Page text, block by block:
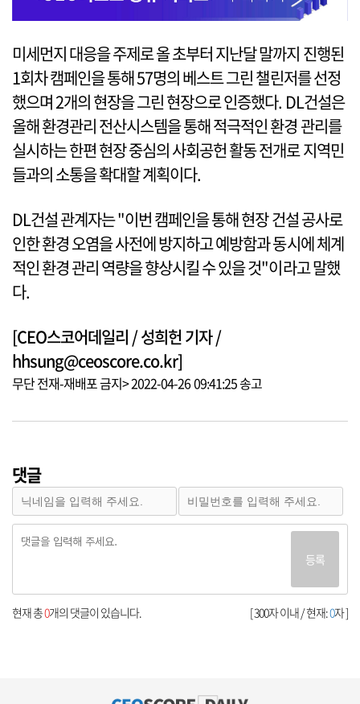
미세먼지 대응을 주제로 올 초부터 지난달 말까지 진행된
1회차 캠페인을 통해 57명의 베스트 그린 챌린저를 선정
했으며 2개의 현장을 그린 현장으로 인증했다. DL건설은
올해 환경관리 전산시스템을 통해 적극적인 환경 관리를
실시하는 한편 현장 중심의 사회공헌 활동 전개로 지역민
들과의 소통을 확대할 계획이다.
DL건설 관계자는 "이번 캠페인을 통해 현장 건설 공사로
인한 환경 오염을 사전에 방지하고 예방함과 동시에 체계
적인 환경 관리 역량을 향상시킬 수 있을 것"이라고 말했
다.
[CEO스코어데일리 / 성희헌 기자 /
hhsung@ceoscore.co.kr]
무단 전재-재배포 금지> 2022-04-26 09:41:25 송고
댓글
등록
[ 300자 이내 / 현재:0자 ]
현재 총0개의 댓글이 있습니다.